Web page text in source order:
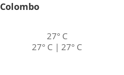
Colombo
27° C
27° C | 27° C